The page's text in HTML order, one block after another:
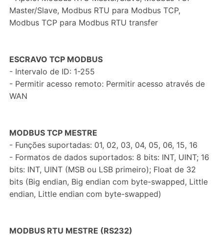
Master/Slave, Modbus RTU para Modbus TCP,
Modbus TCP para Modbus RTU transfer
ESCRAVO TCP MODBUS
- Intervalo de ID: 1-255
- Permitir acesso remoto: Permitir acesso através de
WAN
MODBUS TCP MESTRE
- Funções suportadas: 01, 02, 03, 04, 05, 06, 15, 16
- Formatos de dados suportados: 8 bits: INT, UINT; 16
bits: INT, UINT (MSB ou LSB primeiro); Float de 32
bits (Big endian, Big endian com byte-swapped, Little
endian, Little endian com byte-swapped)
MODBUS RTU MESTRE (RS232)